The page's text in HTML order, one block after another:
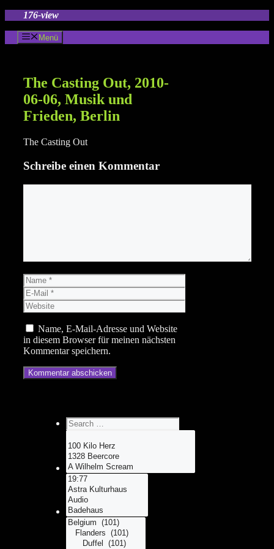
springen
176-view
Menü
The Casting Out, 2010-
06-06, Musik und
Frieden, Berlin
The Casting Out
Schreibe einen Kommentar
Name
E-
Mail
Website
Name, E-Mail-Adresse und Website
in diesem Browser für meinen nächsten
Kommentar speichern.